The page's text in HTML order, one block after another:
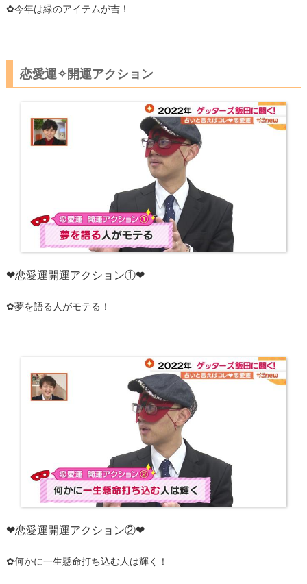
✿今年は緑のアイテムが吉！
​恋愛運✧開運アクション
❤恋愛運開運アクション①❤
✿夢を語る人がモテる！
❤恋愛運開運アクション②❤
✿何かに一生懸命打ち込む人は輝く！